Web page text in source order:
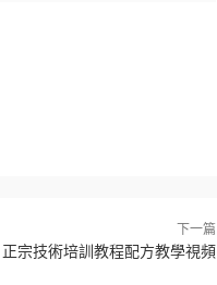
下一篇
宗技術培訓教程配方教學視頻